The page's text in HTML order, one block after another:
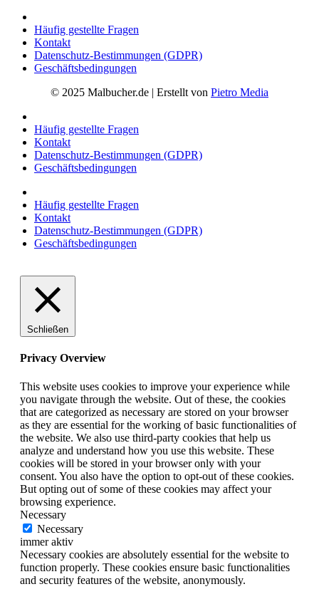
Häufig gestellte Fragen
Kontakt
Datenschutz-Bestimmungen (GDPR)
Geschäftsbedingungen
© 2025 Malbucher.de | Erstellt von Pietro Media
Häufig gestellte Fragen
Kontakt
Datenschutz-Bestimmungen (GDPR)
Geschäftsbedingungen
Häufig gestellte Fragen
Kontakt
Datenschutz-Bestimmungen (GDPR)
Geschäftsbedingungen
Schließen
Privacy Overview
This website uses cookies to improve your experience while
you navigate through the website. Out of these, the cookies
that are categorized as necessary are stored on your browser
as they are essential for the working of basic functionalities of
the website. We also use third-party cookies that help us
analyze and understand how you use this website. These
cookies will be stored in your browser only with your
consent. You also have the option to opt-out of these cookies.
But opting out of some of these cookies may affect your
browsing experience.
Necessary
Necessary
immer aktiv
Necessary cookies are absolutely essential for the website to
function properly. These cookies ensure basic functionalities
and security features of the website, anonymously.